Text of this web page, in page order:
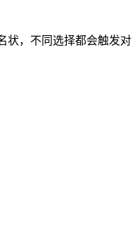
状，不同选择都会触发对